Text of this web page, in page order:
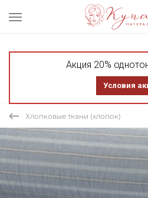
Акция 20%
Условия
Хлопковые ткани (хлопок)